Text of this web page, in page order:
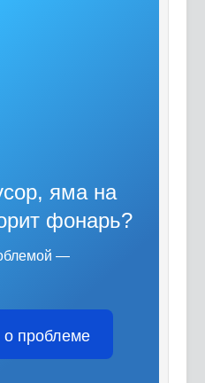
яма на
фонарь?
—
проблеме